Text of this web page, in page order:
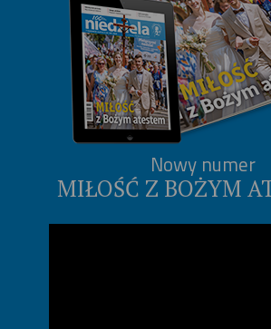
Nowy numer
MIŁOŚĆ Z BOŻYM